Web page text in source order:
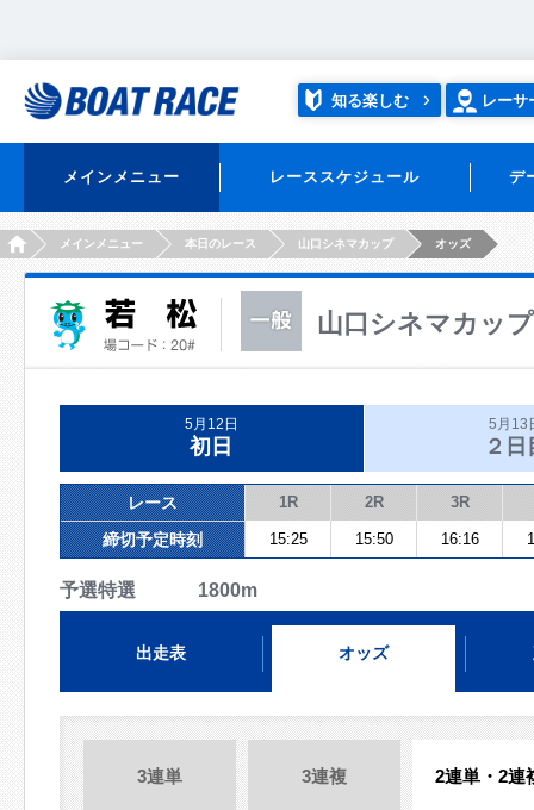
知る楽しむ レーサ
メインメニュー レーススケジュール デ
HOMEメインメニュー 本日のレース 山口シネマカップ オッズ
山口シネマカップ
5月12日
初日
5月13
２日
レース 1R 2R 3R
締切予定時刻 15:25 15:50 16:16
予選特選 1800m
出走表 オッズ
3連単 3連複 2連単・2連